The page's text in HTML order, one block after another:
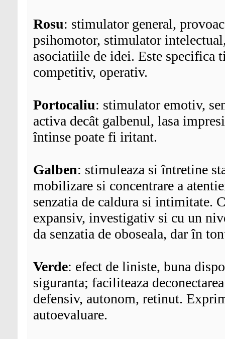
Rosu: stimulator general,
psihomotor, stimulator
asociatiile de idei. Este
competitiv, operativ.
Portocaliu: stimulator emotiv,
activa decât galbenul, lasa
întinse poate fi iritant.
Galben: stimuleaza si întretine
mobilizare si concentrare a
senzatia de caldura si intimitate.
expansiv, investigativ si cu un
da senzatia de oboseala, dar în
Verde: efect de liniste, buna
siguranta; faciliteaza
defensiv, autonom, retinut.
autoevaluare.